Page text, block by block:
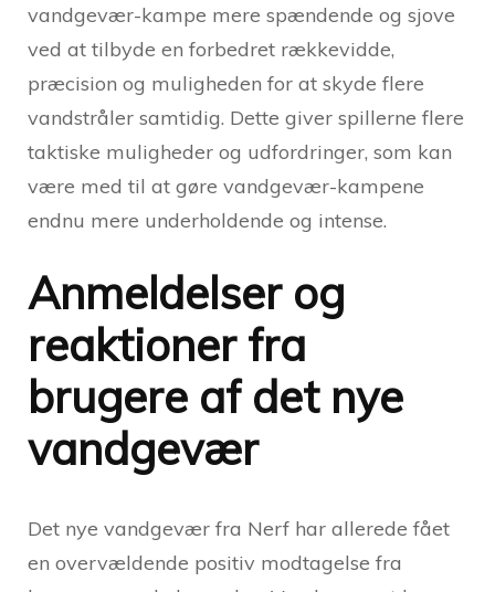
vandgevær-kampe mere spændende og sjove
ved at tilbyde en forbedret rækkevidde,
præcision og muligheden for at skyde flere
vandstråler samtidig. Dette giver spillerne flere
taktiske muligheder og udfordringer, som kan
være med til at gøre vandgevær-kampene
endnu mere underholdende og intense.
Anmeldelser og
reaktioner fra
brugere af det nye
vandgevær
Det nye vandgevær fra Nerf har allerede fået
en overvældende positiv modtagelse fra